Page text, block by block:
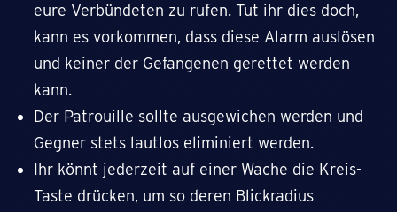
eure Verbündeten zu rufen. Tut ihr dies doch,
kann es vorkommen, dass diese Alarm auslösen
und keiner der Gefangenen gerettet werden
kann.
Der Patrouille sollte ausgewichen werden und
Gegner stets lautlos eliminiert werden.
Ihr könnt jederzeit auf einer Wache die Kreis-
Taste drücken, um so deren Blickradius